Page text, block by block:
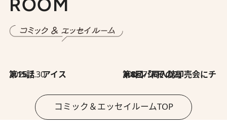
ROOM
2026.7.30
第15話 アイス 2026.7.30
第8回「同人誌即売会にチャレンジ その2」
コミック＆エッセイルームTOP